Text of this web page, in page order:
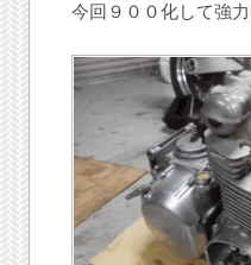
今回９００化して強